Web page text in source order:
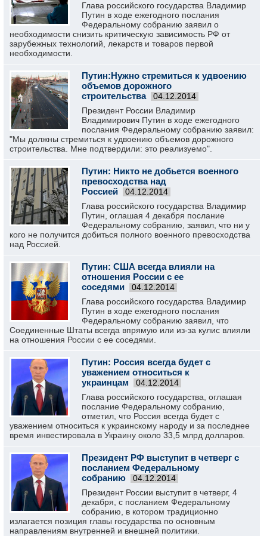
Глава российского государства Владимир
Путин в ходе ежегодного послания
Федеральному собранию заявил о
необходимости снизить критическую зависимость РФ от
зарубежных технологий, лекарств и товаров первой
необходимости.
Путин:Нужно стремиться к удвоению
объемов дорожного
строительства
04.12.2014
Президент России Владимир
Владимирович Путин в ходе ежегодного
послания Федеральному собранию заявил:
"Мы должны стремиться к удвоению объемов дорожного
строительства. Мне подтвердили: это реализуемо".
Путин: Никто не добьется военного
превосходства над
Россией
04.12.2014
Глава российского государства Владимир
Путин, оглашая 4 декабря послание
Федеральному собранию, заявил, что ни у
кого не получится добиться полного военного превосходства
над Россией.
Путин: США всегда влияли на
отношения России с ее
соседями
04.12.2014
Глава российского государства Владимир
Путин в ходе ежегодного послания
Федеральному собранию заявил, что
Соединенные Штаты всегда впрямую или из-за кулис влияли
на отношения России с ее соседями.
Путин: Россия всегда будет с
уважением относиться к
украинцам
04.12.2014
Глава российского государства, оглашая
послание Федеральному собранию,
отметил, что Россия всегда будет с
уважением относиться к украинскому народу и за последнее
время инвестировала в Украину около 33,5 млрд долларов.
Президент РФ выступит в четверг с
посланием Федеральному
собранию
04.12.2014
Президент России выступит в четверг, 4
декабря, с посланием Федеральному
собранию, в котором традиционно
излагается позиция главы государства по основным
направлениям внутренней и внешней политики.